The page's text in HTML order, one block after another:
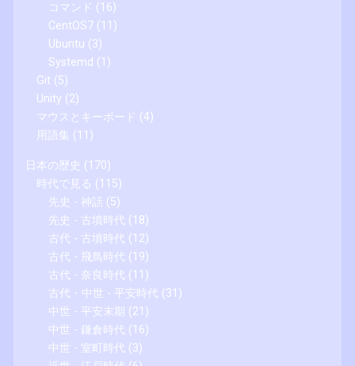
コマンド (16)
CentOS7(11)
Ubuntu (3)
Systemd (1)
Git (5)
Unity (2)
マウスとキーボード (4)
用語集 (11)
日本の歴史 (170)
時代で見る (115)
先史 - 神話 (5)
先史 - 古墳時代 (18)
古代 - 古墳時代 (12)
古代 - 飛鳥時代 (19)
古代 - 奈良時代 (11)
古代・中世 - 平安時代 (31)
中世 - 平安末期 (21)
中世 - 鎌倉時代 (16)
中世 - 室町時代 (3)